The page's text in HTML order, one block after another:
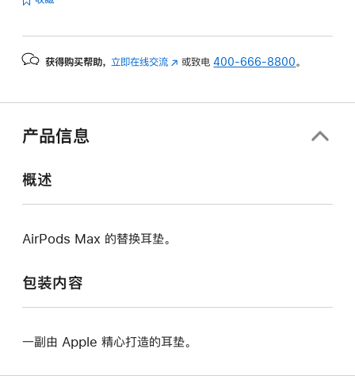
获得购买帮助， 立即在线交流 (在 或致电400-666-8800。
产品信息
概述
AirPods Max 的替换耳垫。
包装内容
一副由 Apple 精心打造的耳垫。